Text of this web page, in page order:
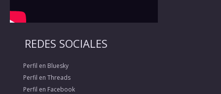
REDES SOCIALES
Perfil en Bluesky
Perfil en Threads
Perfil en Facebook